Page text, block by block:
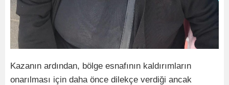
Kazanın ardından, bölge esnafının kaldırımların
onarılması için daha önce dilekçe verdiği ancak